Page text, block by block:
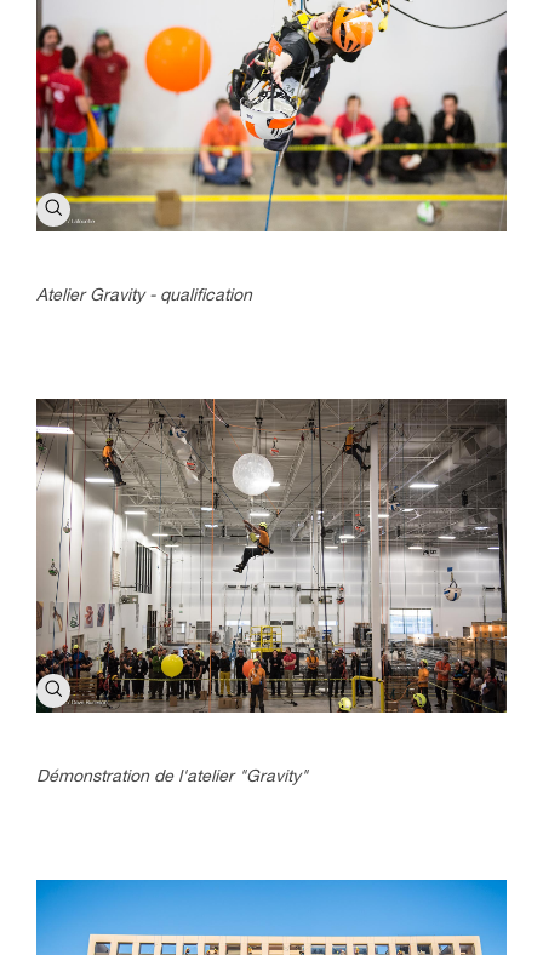
Atelier Gravity - qualification
Démonstration de l'atelier "Gravity"